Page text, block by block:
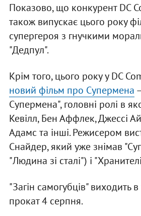
Показово, що конкурент DC
також випускає цього року
супергероя з гнучкими
"Дедпул".
Крім того, цього року у DC
новий фільм про Супермена
Супермена", головні ролі в
Кевілл, Бен Аффлек, Джессі
Адамс та інші. Режисером
Снайдер, який уже знімав
"Людина зі сталі") і
"Загін самогубців" виходить
прокат 4 серпня.